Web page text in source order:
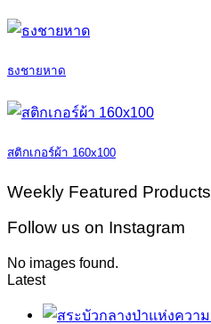
ธงชายหาด
สติกเกอร์ผ้า 160x100
Weekly Featured Products
Follow us on Instagram
No images found.
Latest